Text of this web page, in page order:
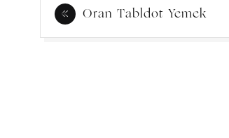
Yazı
gezinmesi
Oran Tabldot Yemek